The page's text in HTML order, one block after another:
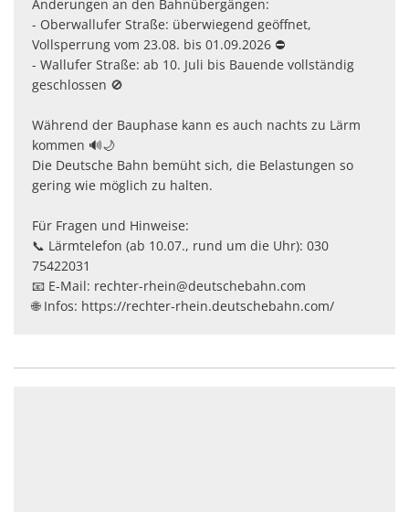
Änderungen an den Bahnübergängen:
- Oberwallufer Straße: überwiegend geöffnet,
Vollsperrung vom 23.08. bis 01.09.2026 ⛔
- Wallufer Straße: ab 10. Juli bis Bauende vollständig
geschlossen 🚫
Während der Bauphase kann es auch nachts zu Lärm
kommen 🔊🌙
Die Deutsche Bahn bemüht sich, die Belastungen so
gering wie möglich zu halten.
Für Fragen und Hinweise:
📞 Lärmtelefon (ab 10.07., rund um die Uhr): 030
75422031
📧 E-Mail: rechter-rhein@deutschebahn.com
🌐 Infos: https://rechter-rhein.deutschebahn.com/